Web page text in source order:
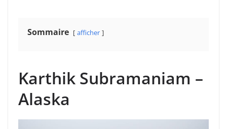
Sommaire afficher
Karthik Subramaniam –
Alaska